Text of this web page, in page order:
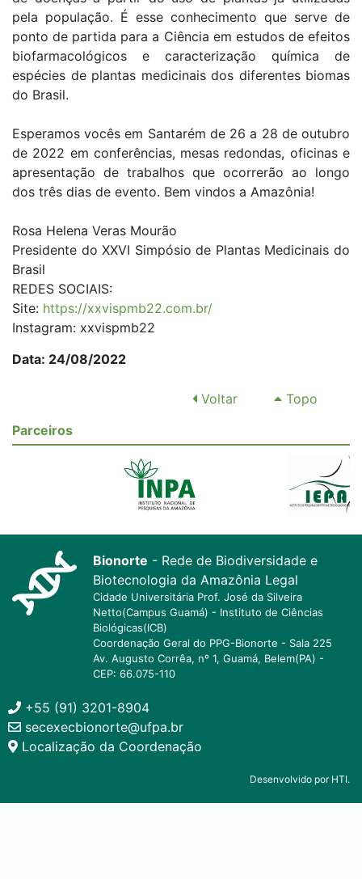
pela população. É esse conhecimento que serve de
ponto de partida para a Ciência em estudos de efeitos
biofarmacológicos e caracterização química de
espécies de plantas medicinais dos diferentes biomas
do Brasil.
Esperamos vocês em Santarém de 26 a 28 de outubro
de 2022 em conferências, mesas redondas, oficinas e
apresentação de trabalhos que ocorrerão ao longo
dos três dias de evento. Bem vindos a Amazônia!
Rosa Helena Veras Mourão
Presidente do XXVI Simpósio de Plantas Medicinais do
Brasil
REDES SOCIAIS:
Site: https://xxvispmb22.com.br/
Instagram: xxvispmb22
Data: 24/08/2022
Voltar
Topo
Parceiros
Bionorte - Rede de Biodiversidade e
Biotecnologia da Amazônia Legal
Cidade Universitária Prof. José da Silveira
Netto(Campus Guamá) - Instituto de Ciências
Biológicas(ICB)
Coordenação Geral do PPG-Bionorte - Sala 225
Av. Augusto Corrêa, nº 1, Guamá, Belem(PA) -
CEP: 66.075-110
+55 (91) 3201-8904
secexecbionorte@ufpa.br
Localização da Coordenação
Desenvolvido por HTI.